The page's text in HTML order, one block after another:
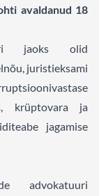
avaldanud 18
jaoks olid
juristieksami
krüptovara ja
jagamise
advokatuuri